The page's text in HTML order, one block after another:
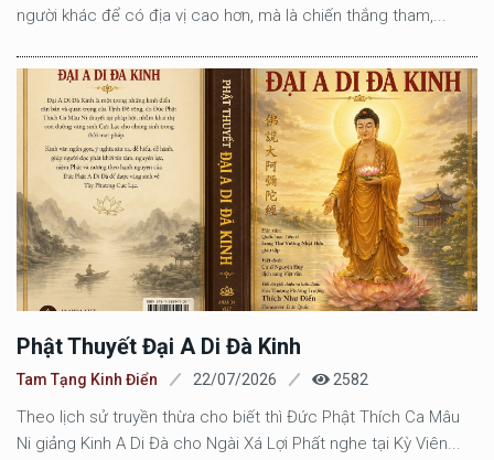
người khác để có địa vị cao hơn, mà là chiến thắng tham,...
Phật Thuyết Đại A Di Đà Kinh
Tam Tạng Kinh Điển 22/07/2026 2582
Theo lịch sử truyền thừa cho biết thì Đức Phật Thích Ca Mâu
Ni giảng Kinh A Di Đà cho Ngài Xá Lợi Phất nghe tại Kỳ Viên...